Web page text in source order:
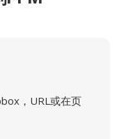
，URL或在页